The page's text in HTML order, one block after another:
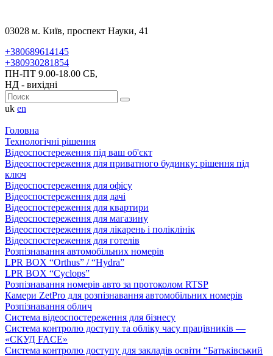
03028 м. Київ, проспект Науки, 41
+380689614145
+380930281854
ПН-ПТ 9.00-18.00 СБ,
НД - вихідні
uk en
Головна
Технологічні рішення
Відеоспостереження під ваш об'єкт
Відеоспостереження для приватного будинку: рішення під
ключ
Відеоспостереження для офісу
Відеоспостереження для дачі
Відеоспостереження для квартири
Відеоспостереження для магазину
Відеоспостереження для лікарень і поліклінік
Відеоспостереження для готелів
Розпізнавання автомобільних номерів
LPR BOX “Orthus” / “Hydra”
LPR BOX “Cyclops”
Розпізнавання номерів авто за протоколом RTSP
Камери ZetPro для розпізнавання автомобільних номерів
Розпізнавання облич
Система відеоспостереження для бізнесу
Система контролю доступу та обліку часу працівників —
«СКУД FACE»
Система контролю доступу для закладів освіти “Батьківський